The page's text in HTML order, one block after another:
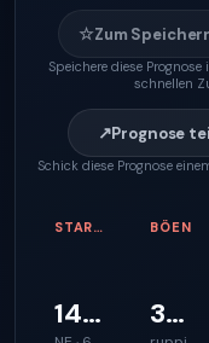
☆Zum
Speichere diese
schnellen
↗Prognose
Schick diese Prognose
STARTWIND
14 km/h
BÖEN
37 km/h